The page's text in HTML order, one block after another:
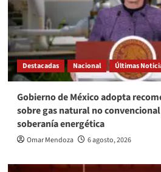
Destacadas Nacional Últimas
Gobierno de México adopta
sobre gas natural no
soberanía energética
Omar Mendoza 6 agosto, 2026